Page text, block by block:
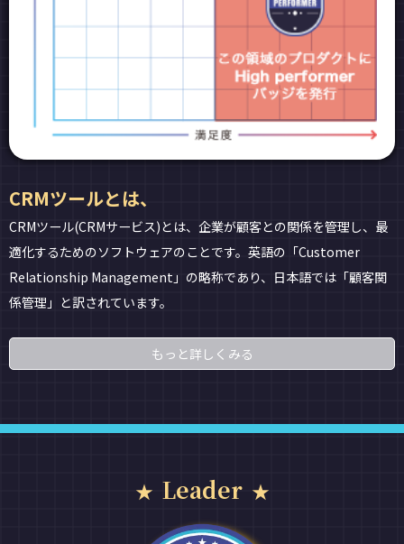
CRMツールとは、
CRMツール(CRMサービス)とは、企業が顧客との関係を管理し、最
適化するためのソフトウェアのことです。英語の「Customer
Relationship Management」の略称であり、日本語では「顧客関
係管理」と訳されています。
もっと詳しくみる
Leader